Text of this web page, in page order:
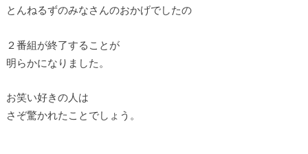
とんねるずのみなさんのおかげでしたの
２番組が終了することが
明らかになりました。
お笑い好きの人は
さぞ驚かれたことでしょう。